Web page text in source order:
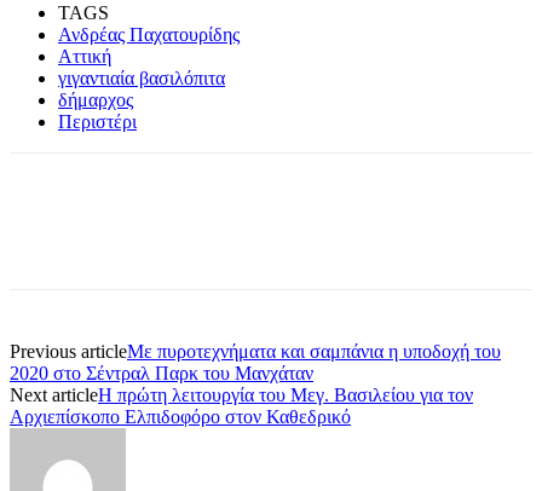
TAGS
Ανδρέας Παχατουρίδης
Αττική
γιγαντιαία βασιλόπιτα
δήμαρχος
Περιστέρι
Previous articleΜε πυροτεχνήματα και σαμπάνια η υποδοχή του
2020 στο Σέντραλ Παρκ του Μανχάταν
Next articleΗ πρώτη λειτουργία του Μεγ. Βασιλείου για τον
Αρχιεπίσκοπο Ελπιδοφόρο στον Καθεδρικό